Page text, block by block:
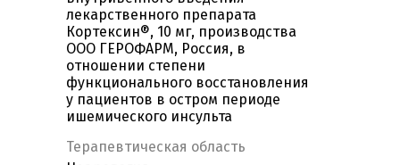
лекарственного препарата
Кортексин®, 10 мг, производства
ООО ГЕРОФАРМ, Россия, в
отношении степени
функционального восстановления
у пациентов в остром периоде
ишемического инсульта
Терапевтическая область